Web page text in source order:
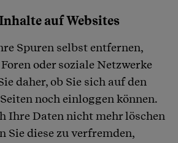
auf Websites
Spuren selbst entfernen,
oder soziale Netzwerke
daher, ob Sie sich auf den
noch einloggen können.
Ihre Daten nicht mehr löschen
Sie diese zu verfremden,